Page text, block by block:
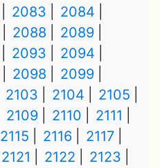
2083
2084
2088
2089
2093
2094
2098
2099
2103 2104
2105
2109 2110
2111
2115 2116
2117
2121 2122 2123